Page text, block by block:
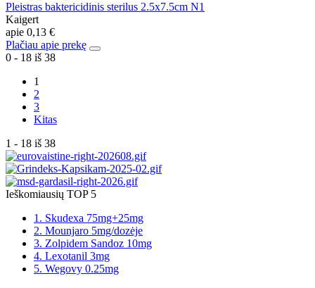
Pleistras baktericidinis sterilus 2.5x7.5cm N1
Kaigert
apie 0,13 €
Plačiau apie prekę
0 - 18 iš 38
1
2
3
Kitas
1 - 18 iš 38
Ieškomiausių TOP 5
1. Skudexa 75mg+25mg
2. Mounjaro 5mg/dozėje
3. Zolpidem Sandoz 10mg
4. Lexotanil 3mg
5. Wegovy 0.25mg